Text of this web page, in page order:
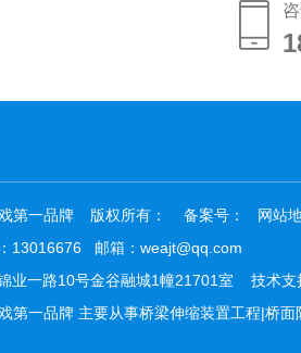
版权所有：
第一品牌 备案号：
网站
邮箱：weajt@qq.com
路10号金谷融城1幢21701室  技术
真人游戏第一品牌 主要从事桥梁伸缩装置工